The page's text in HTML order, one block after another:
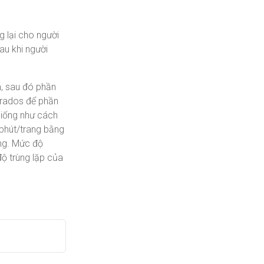
lại cho người
khi người
sau đó phần
để phần
như cách
trang bằng
Mức độ
trùng lặp của